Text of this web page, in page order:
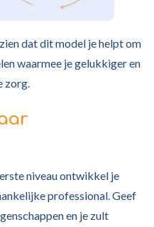
dat dit model je helpt om
waarmee je gelukkiger en
zorg.
niveau ontwikkel je
professional. Geef
en je zult